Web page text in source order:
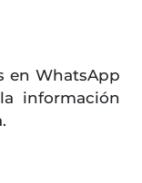
en WhatsApp
información